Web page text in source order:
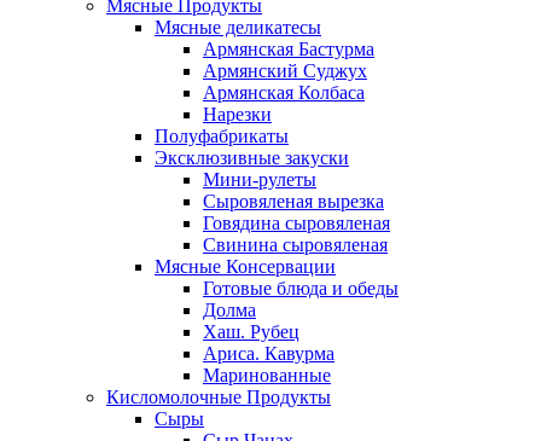
Мясные Продукты
Мясные деликатесы
Армянская Бастурма
Армянский Суджух
Армянская Колбаса
Нарезки
Полуфабрикаты
Эксклюзивные закуски
Мини-рулеты
Сыровяленая вырезка
Говядина сыровяленая
Свинина сыровяленая
Мясные Консервации
Готовые блюда и обеды
Долма
Хаш. Рубец
Ариса. Кавурма
Маринованные
Кисломолочные Продукты
Сыры